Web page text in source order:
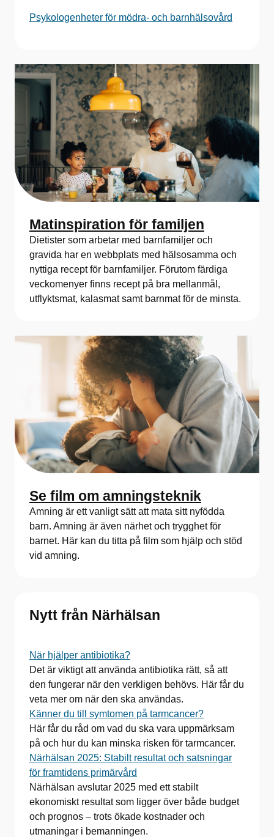
Psykologenheter för mödra- och barnhälsovård
Matinspiration för familjen
Dietister som arbetar med barnfamiljer och
gravida har en webbplats med hälsosamma och
nyttiga recept för barnfamiljer. Förutom färdiga
veckomenyer finns recept på bra mellanmål,
utflyktsmat, kalasmat samt barnmat för de minsta.
Se film om amningsteknik
Amning är ett vanligt sätt att mata sitt nyfödda
barn. Amning är även närhet och trygghet för
barnet. Här kan du titta på film som hjälp och stöd
vid amning.
Nytt från Närhälsan
När hjälper antibiotika?
Det är viktigt att använda antibiotika rätt, så att
den fungerar när den verkligen behövs. Här får du
veta mer om när den ska användas.
Känner du till symtomen på tarmcancer?
Här får du råd om vad du ska vara uppmärksam
på och hur du kan minska risken för tarmcancer.
Närhälsan 2025: Stabilt resultat och satsningar
för framtidens primärvård
Närhälsan avslutar 2025 med ett stabilt
ekonomiskt resultat som ligger över både budget
och prognos – trots ökade kostnader och
utmaningar i bemanningen.